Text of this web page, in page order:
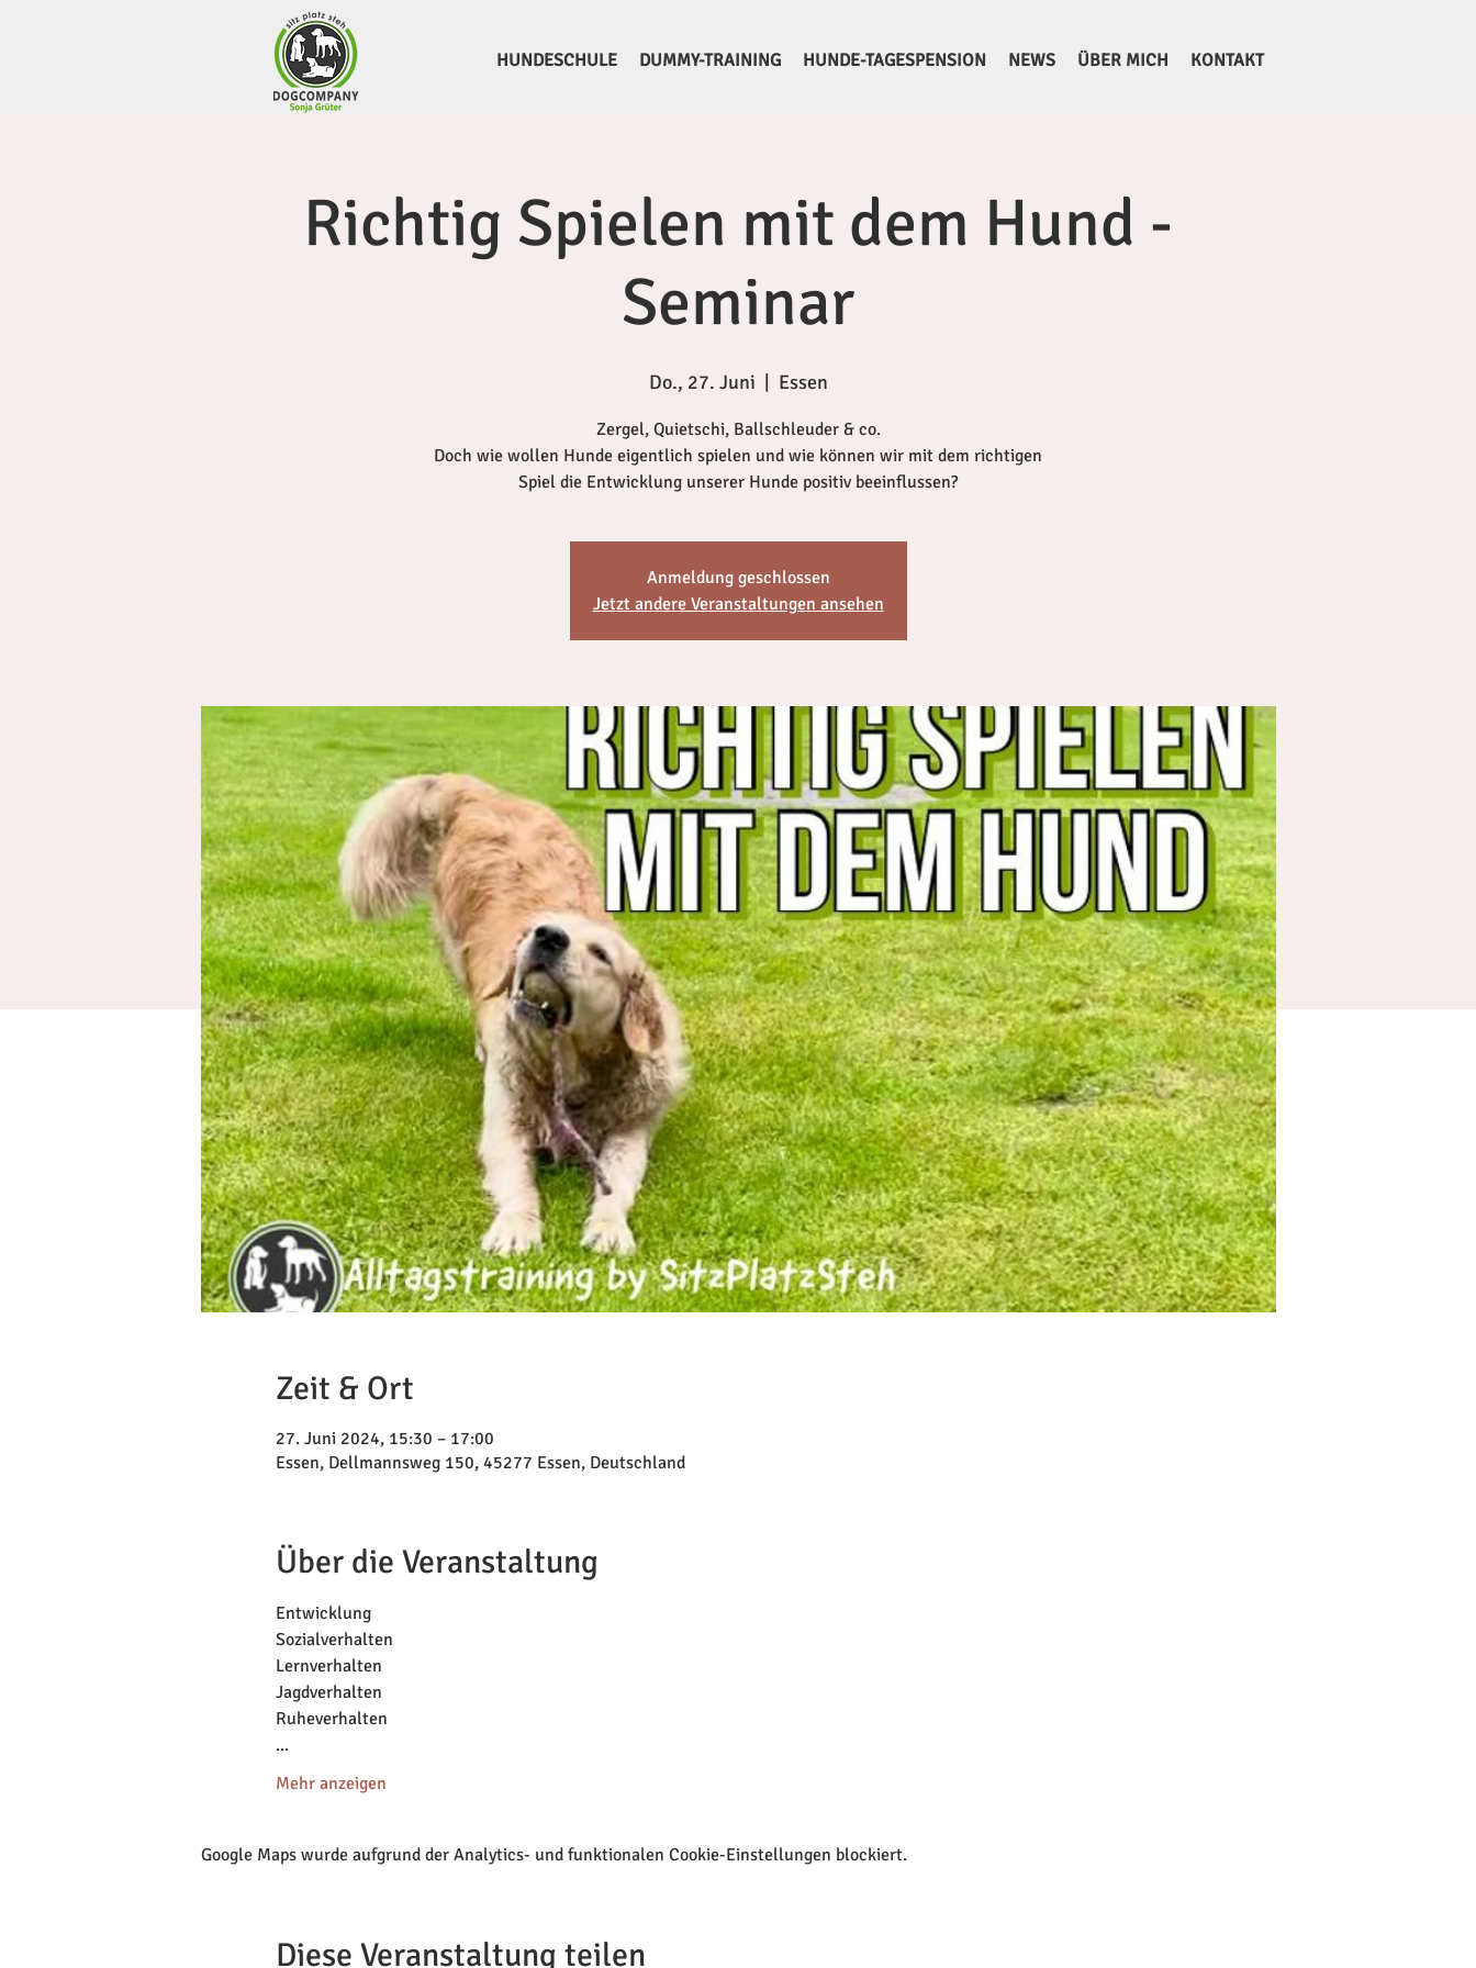
HUNDESCHULE DUMMY-TRAINING HUNDE-TAGESPENSION NEWS ÜBER MICH KONTAKT
Richtig Spielen mit dem Hund -
Seminar
Do., 27. Juni Essen
Zergel, Quietschi, Ballschleuder & co.
Doch wie wollen Hunde eigentlich spielen und wie können wir mit dem richtigen
Spiel die Entwicklung unserer Hunde positiv beeinflussen?
Anmeldung geschlossen
Jetzt andere Veranstaltungen ansehen
Zeit & Ort
27. Juni 2024, 15:30 – 17:00
Essen, Dellmannsweg 150, 45277 Essen, Deutschland
Über die Veranstaltung
Entwicklung
Sozialverhalten
Lernverhalten
Jagdverhalten
Ruheverhalten
...
Mehr anzeigen
Google Maps wurde aufgrund der Analytics- und funktionalen Cookie-Einstellungen blockiert.
Diese Veranstaltung teilen